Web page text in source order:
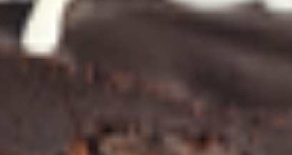
247210, Республика Беларусь, г. Жлобин, ул.
ТРЦ «3 Желания» Республика Беларусь,
г. Жлобин, ул. Шоссейная, 109; Кухня кафе-бистро
обл., г. Жлобин, ул. Шоссейная, 109; Кухня
обл., г. Жлобин, ул. Шоссейная, 109А